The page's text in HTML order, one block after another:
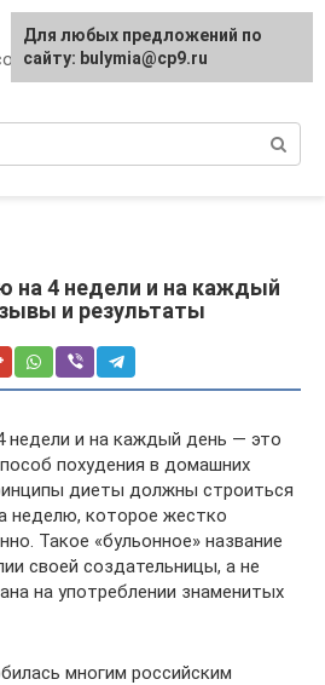
продукты,
на 4 недели и на каждый
и результаты
недели и на каждый день — это
похудения в домашних
диеты должны строиться
неделю, которое жестко
Такое «бульонное» название
своей создательницы, а не
на употреблении знаменитых
многим российским
Для любых предложений по
сайту: bulymia@cp9.ru